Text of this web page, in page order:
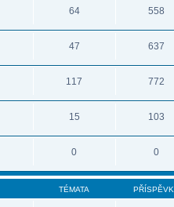
64 558
47 637
117 772
15 103
0 0
TÉMATA